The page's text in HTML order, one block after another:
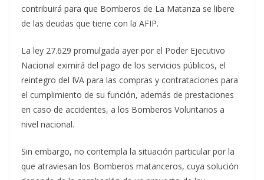
contribuirá para que Bomberos de La Matanza se libere
de las deudas que tiene con la AFIP.
La ley 27.629 promulgada ayer por el Poder Ejecutivo
Nacional eximirá del pago de los servicios públicos, el
reintegro del IVA para las compras y contrataciones para
el cumplimiento de su función, además de prestaciones
en caso de accidentes, a los Bomberos Voluntarios a
nivel nacional.
Sin embargo, no contempla la situación particular por la
que atraviesan los Bomberos matanceros, cuya solución